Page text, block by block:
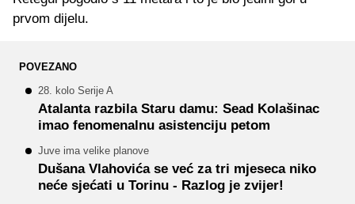
prvom dijelu.
POVEZANO
28. kolo Serije A
Atalanta razbila Staru damu: Sead Kolašinac
imao fenomenalnu asistenciju petom
Juve ima velike planove
Dušana Vlahovića se već za tri mjeseca niko
neće sjećati u Torinu - Razlog je zvijer!